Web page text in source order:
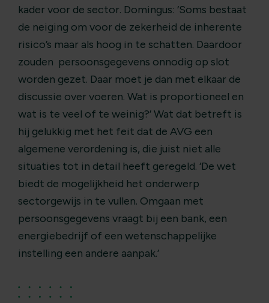
kader voor de sector. Domingus: ‘Soms bestaat
de neiging om voor de zekerheid de inherente
risico’s maar als hoog in te schatten. Daardoor
zouden persoonsgegevens onnodig op slot
worden gezet. Daar moet je dan met elkaar de
discussie over voeren. Wat is proportioneel en
wat is te veel of te weinig?’ Wat dat betreft is
hij gelukkig met het feit dat de AVG een
algemene verordening is, die juist niet alle
situaties tot in detail heeft geregeld. ‘De wet
biedt de mogelijkheid het onderwerp
sectorgewijs in te vullen. Omgaan met
persoonsgegevens vraagt bij een bank, een
energiebedrijf of een wetenschappelijke
instelling een andere aanpak.’